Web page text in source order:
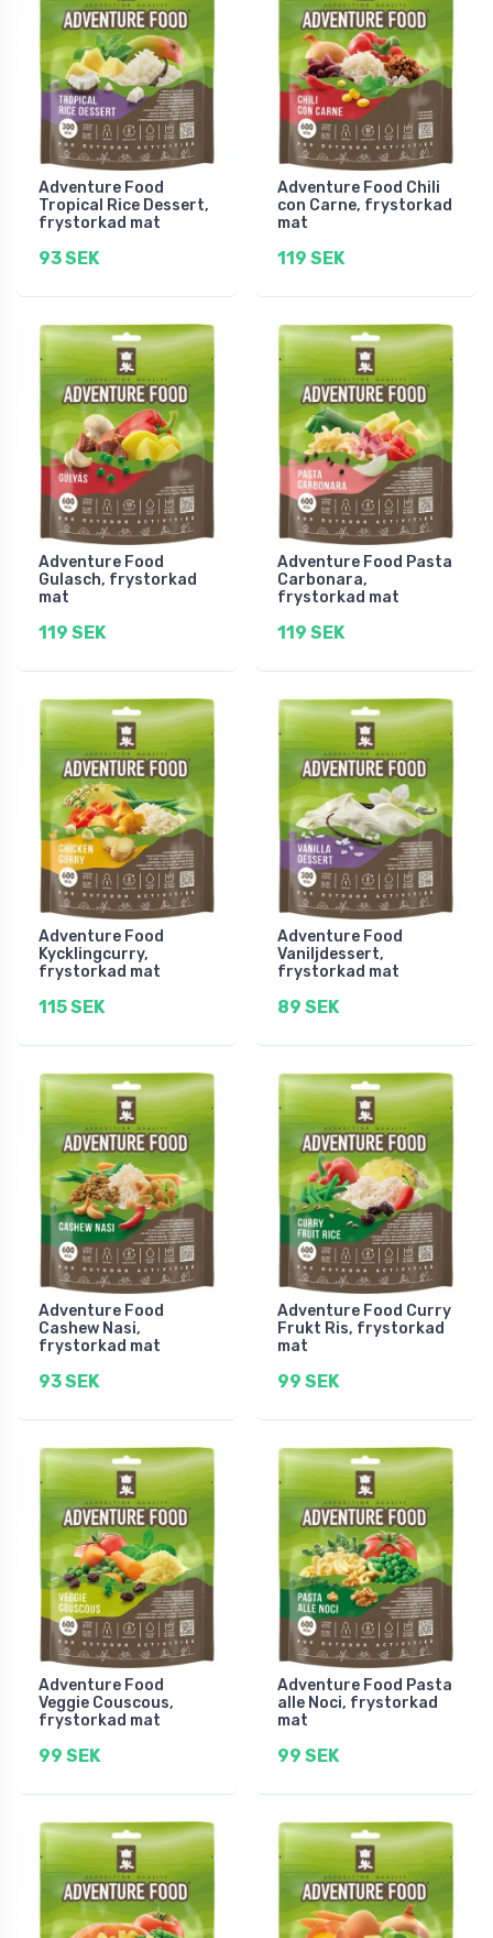
Adventure Food
Tropical Rice Dessert,
frystorkad mat
93 SEK
Adventure Food Chili
con Carne, frystorkad
mat
119 SEK
Adventure Food
Gulasch, frystorkad
mat
119 SEK
Adventure Food Pasta
Carbonara,
frystorkad mat
119 SEK
Adventure Food
Kycklingcurry,
frystorkad mat
115 SEK
Adventure Food
Vaniljdessert,
frystorkad mat
89 SEK
Adventure Food
Cashew Nasi,
frystorkad mat
93 SEK
Adventure Food Curry
Frukt Ris, frystorkad
mat
99 SEK
Adventure Food
Veggie Couscous,
frystorkad mat
99 SEK
Adventure Food Pasta
alle Noci, frystorkad
mat
99 SEK